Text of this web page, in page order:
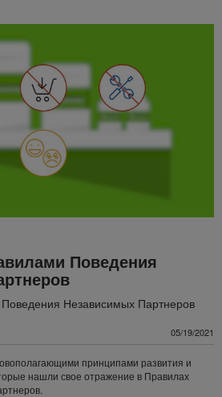
Поведения
Независимых Партнеров
05/19/2021
принципами развития и
нашли свое отражение в Правилах